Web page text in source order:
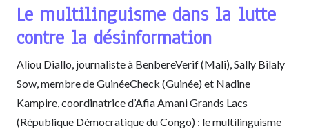
Le multilinguisme dans la lutte
contre la désinformation
Aliou Diallo, journaliste à BenbereVerif (Mali), Sally Bilaly
Sow, membre de GuinéeCheck (Guinée) et Nadine
Kampire, coordinatrice d’Afia Amani Grands Lacs
(République Démocratique du Congo) : le multilinguisme